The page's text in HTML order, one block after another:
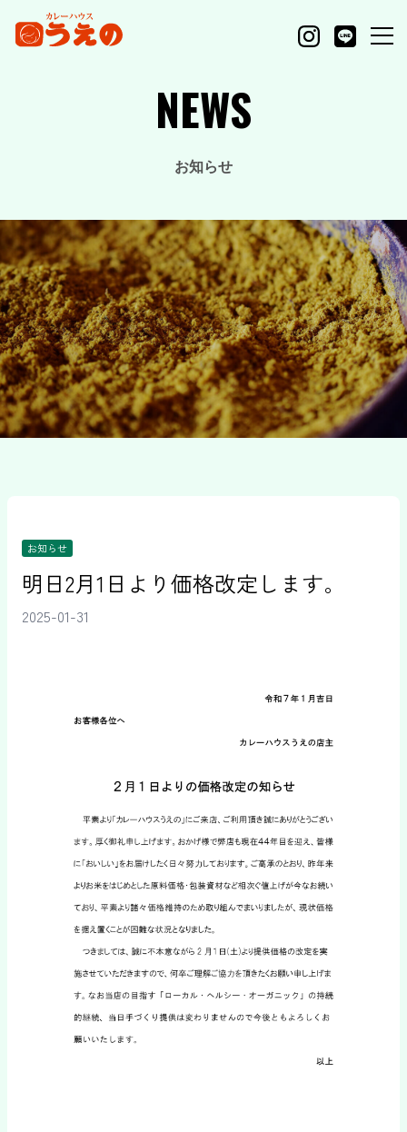
NEWS
お知らせ
お知らせ
明日2月1日より価格改定します。
2025-01-31